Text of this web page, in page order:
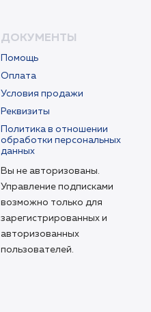
ДОКУМЕНТЫ
Помощь
Оплата
Условия продажи
Реквизиты
Политика в отношении
обработки персональных
данных
Вы не авторизованы.
Управление подписками
возможно только для
зарегистрированных и
авторизованных
пользователей.